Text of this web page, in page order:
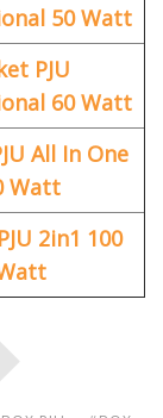
50 Watt
PJU
60 Watt
All In One
Watt
2in1 100